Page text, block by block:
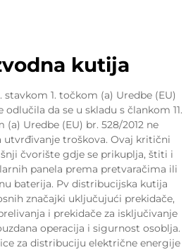
kutija
stavkom 1. točkom (a) Uredbe (EU)
odlučila da se u skladu s člankom 11.
(a) Uredbe (EU) br. 528/2012 ne
utvrđivanje troškova. Ovaj kritični
čvorište gdje se prikuplja, štiti i
panela prema pretvaračima ili
baterija. Pv distribucijska kutija
značajki uključujući prekidače,
i prekidače za isključivanje
operacija i sigurnost osoblja.
za distribuciju električne energije